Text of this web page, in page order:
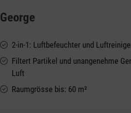
George
2-in-1: Luftbefeuchter und
Filtert Partikel und unangenehme
Luft
Raumgrösse bis: 60 m²